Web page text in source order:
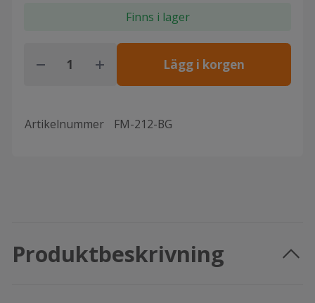
Finns i lager
Lägg i korgen
Artikelnummer FM-212-BG
Produktbeskrivning